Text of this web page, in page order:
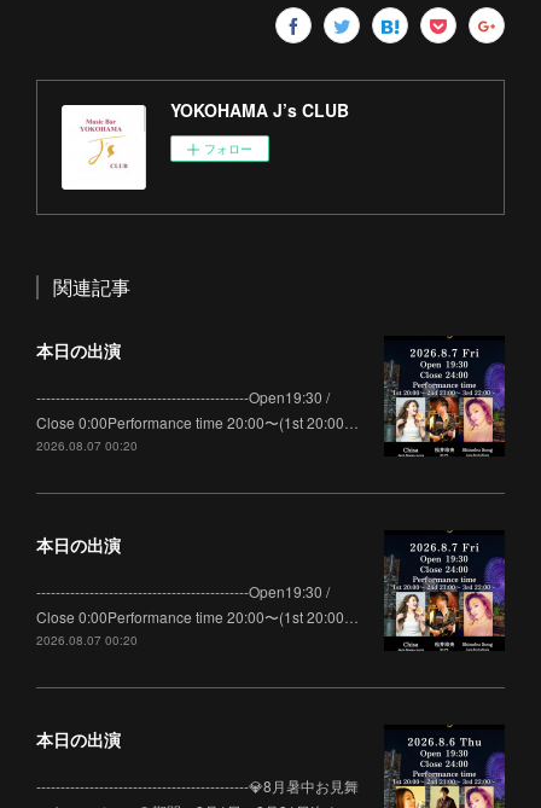
YOKOHAMA J’s CLUB
フォロー
関連記事
本日の出演
--------------------------------------------Open19:30 /
Close 0:00Performance time 20:00〜(1st 20:00…
2026.08.07 00:20
本日の出演
--------------------------------------------Open19:30 /
Close 0:00Performance time 20:00〜(1st 20:00…
2026.08.07 00:20
本日の出演
--------------------------------------------💎8月暑中お見舞